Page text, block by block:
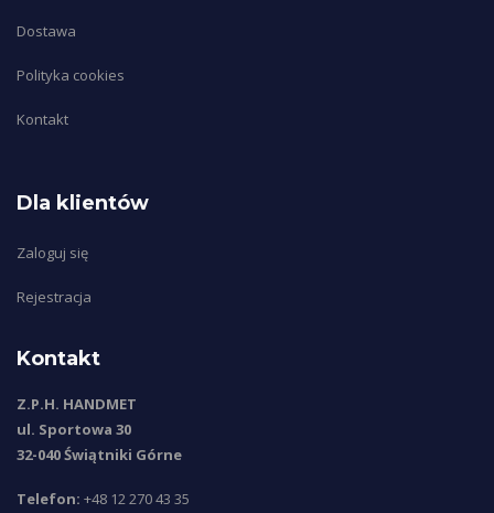
Dostawa
Polityka cookies
Kontakt
Dla klientów
Zaloguj się
Rejestracja
Kontakt
Z.P.H. HANDMET
ul. Sportowa 30
32-040 Świątniki Górne
Telefon: +48 12 270 43 35